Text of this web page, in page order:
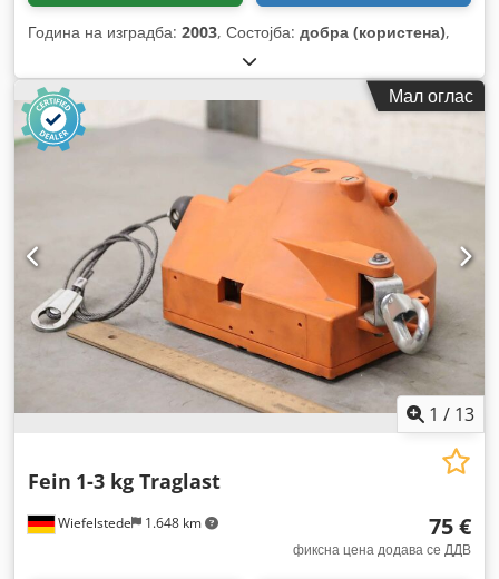
Година на изградба: 2003, Состојба: добра (користена),
Мал оглас
1 / 13
Wiefelstede 1.648 km
Fein 1-3 kg Traglast
75 €
фиксна цена додава се ДДВ